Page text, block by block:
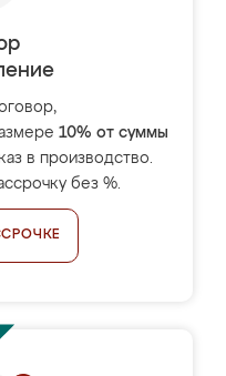
10% от суммы
в производство.
без %.